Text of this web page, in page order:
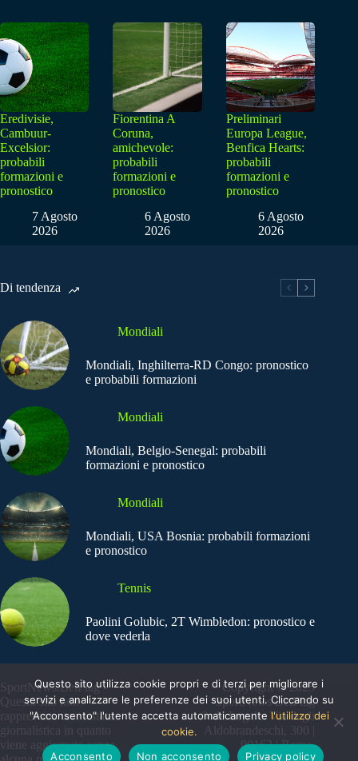
Eredivisie,
Cambuur-
Excelsior:
probabili
formazioni e
pronostico
7 Agosto
2026
Fiorentina A
Coruna,
amichevole:
probabili
formazioni e
pronostico
6 Agosto
2026
Preliminari
Europa League,
Benfica Hearts:
probabili
formazioni e
pronostico
6 Agosto
2026
Di tendenza
Mondiali
Mondiali, Inghilterra-RD Congo: pronostico
e probabili formazioni
Mondiali
Mondiali, Belgio-Senegal: probabili
formazioni e pronostico
Mondiali
Mondiali, USA Bosnia: probabili formazioni
e pronostico
Tennis
Paolini Golubic, 2T Wimbledon: pronostico e
dove vederla
SportNews.BetFlag -
Questo sito non
rappresenta una testata
giornalistica in quanto
viene aggiornato senza
Copyright © 2025
SportNews BetFlag
Sede Legale: Via degli
Aldobrandeschi, 300 |
00163 | Roma
Questo sito utilizza cookie propri e di terzi per migliorare i
servizi e analizzare le preferenze dei suoi utenti. Cliccando su
"Acconsento" l'utente accetta automaticamente l'utilizzo dei
cookie.
Acconsento
Non acconsento Privacy policy